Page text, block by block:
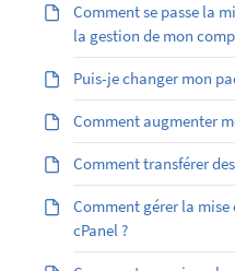
Comment se passe la
la gestion de mon
Puis-je changer mon
Comment augmenter
Comment transférer
Comment gérer la mise
cPanel ?